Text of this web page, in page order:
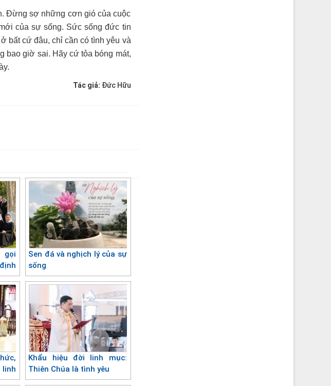
Đừng sợ những cơn gió của cuộc
của sự sống. Sức sống đức tin
bất cứ đâu, chỉ cần có tình yêu và
bao giờ sai. Hãy cứ tỏa bóng mát,
Tác giả: Đức Hữu
gọi
Sen đá và nghịch lý của sự
sống
Khẩu hiệu đời linh mục:
Thiên Chúa là tình yêu